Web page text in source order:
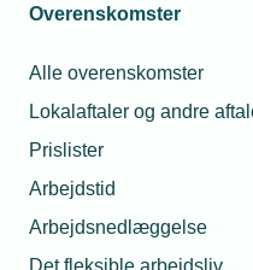
Overenskomster
Alle overenskomster
Lokalaftaler og andre
Prislister
Arbejdstid
Arbejdsnedlæggelse
Det fleksible arbejdsliv
Du er altid
os.
Så sørger vi for